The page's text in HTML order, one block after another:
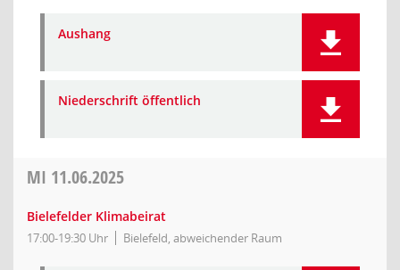
Aushang
Niederschrift öffentlich
MI 11.06.2025
Bielefelder Klimabeirat
17:00-19:30 Uhr Bielefeld, abweichender Raum